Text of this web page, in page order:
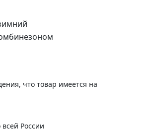
+ В корзину
что товар имеется на
России